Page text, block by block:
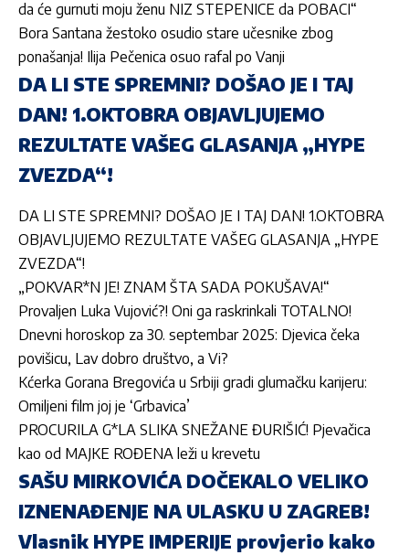
da će gurnuti moju ženu NIZ STEPENICE da POBACI“
Bora Santana žestoko osudio stare učesnike zbog
ponašanja! Ilija Pečenica osuo rafal po Vanji
DA LI STE SPREMNI? DOŠAO JE I TAJ
DAN! 1.OKTOBRA OBJAVLJUJEMO
REZULTATE VAŠEG GLASANJA „HYPE
ZVEZDA“!
DA LI STE SPREMNI? DOŠAO JE I TAJ DAN! 1.OKTOBRA
OBJAVLJUJEMO REZULTATE VAŠEG GLASANJA „HYPE
ZVEZDA“!
„POKVAR*N JE! ZNAM ŠTA SADA POKUŠAVA!“
Provaljen Luka Vujović?! Oni ga raskrinkali TOTALNO!
Dnevni horoskop za 30. septembar 2025: Djevica čeka
povišicu, Lav dobro društvo, a Vi?
Kćerka Gorana Bregovića u Srbiji gradi glumačku karijeru:
Omiljeni film joj je ‘Grbavica’
PROCURILA G*LA SLIKA SNEŽANE ĐURIŠIĆ! Pjevačica
kao od MAJKE ROĐENA leži u krevetu
SAŠU MIRKOVIĆA DOČEKALO VELIKO
IZNENAĐENJE NA ULASKU U ZAGREB!
Vlasnik HYPE IMPERIJE provjerio kako